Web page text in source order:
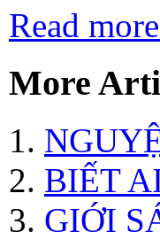
Read
More
BIẾT
GIỚI